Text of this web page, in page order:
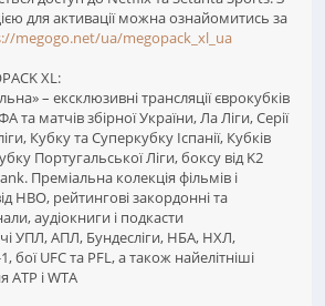
для активації можна ознайомитись за
megogo.net/ua/megopack_xl_ua
XL:
– ексклюзивні трансляції єврокубків
та матчів збірної України, Ла Ліги, Серії
Кубку та Суперкубку Іспанії, Кубків
Португальської Ліги, боксу від K2
Преміальна колекція фільмів і
HBO, рейтингові закордонні та
аудіокниги і подкасти
УПЛ, АПЛ, Бундесліги, НБА, НХЛ,
UFC та PFL, а також найелітніші
ATP і WTA